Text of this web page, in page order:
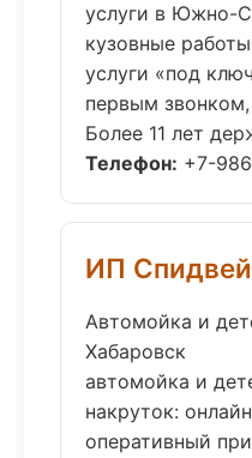
услуги в Южно-
кузовные
услуги «под
первым звонком,
Более 11 лет
Телефон: +7-
ИП Спидвей
Автомойка и
Хабаровск
автомойка и
накруток:
оперативный